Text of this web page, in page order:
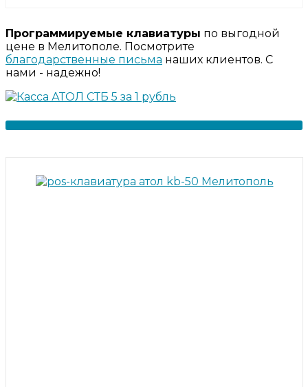
Программируемые клавиатуры по выгодной
цене в Мелитополе. Посмотрите
благодарственные письма наших клиентов. С
нами - надежно!